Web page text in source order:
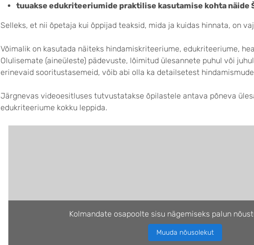
tuuakse edukriteeriumide praktilise kasutamise kohta näide
Selleks, et nii õpetaja kui õppijad teaksid, mida ja kuidas hinnata, on
Võimalik on kasutada näiteks hindamiskriteeriume, edukriteeriume,
Olulisemate (aineüleste) pädevuste, lõimitud ülesannete puhul või
erinevaid sooritustasemeid, võib abi olla ka detailsetest
Järgnevas videoesitluses tutvustatakse õpilastele antava põneva
edukriteeriume kokku leppida.
Kolmandate osapoolte sisu nägemiseks palun
Muuda nõusolekut